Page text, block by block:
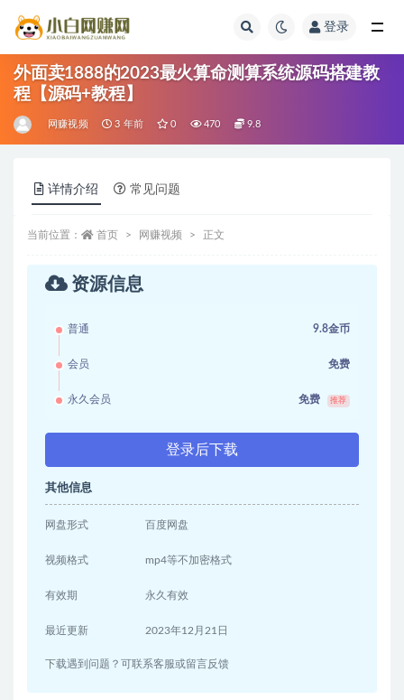
登录
外面卖1888的2023最火算命测算系统源码搭建教
程【源码+教程】
网赚视频 3 年前 0 470 9.8
详情介绍 常见问题
当前位置： 首页 网赚视频 正文
资源信息
普通 9.8金币
会员 免费
永久会员 免费 推荐
登录后下载
其他信息
网盘形式 百度网盘
视频格式 mp4等不加密格式
有效期 永久有效
最近更新 2023年12月21日
下载遇到问题？可联系客服或留言反馈